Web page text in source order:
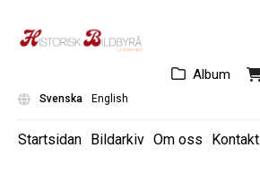
Album
Svenska English
Startsidan Bildarkiv Om oss Kontakt